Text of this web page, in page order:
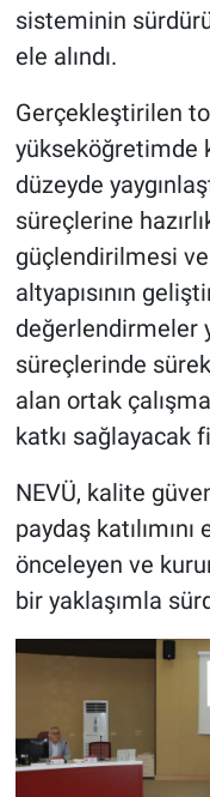
sisteminin
ele alındı.
Gerçekleştirilen
yükseköğretimde
düzeyde
süreçlerine
güçlendirilmesi
altyapısının
değerlendirmeler
süreçlerinde
alan ortak
katkı sağlayacak
NEVÜ, kalite
paydaş
önceleyen ve
bir yaklaşımla